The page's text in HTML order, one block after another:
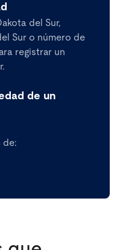
del Sur,
Sur o número de
registrar un
de un
de: